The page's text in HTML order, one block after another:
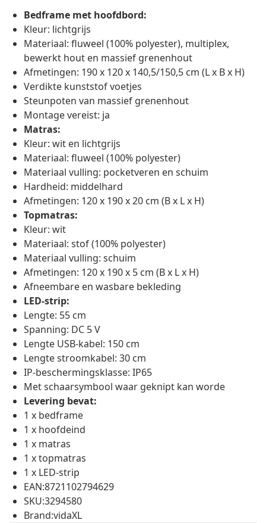
Bedframe met hoofdbord:
Kleur: lichtgrijs
Materiaal: fluweel (100% polyester), multiplex,
bewerkt hout en massief grenenhout
Afmetingen: 190 x 120 x 140,5/150,5 cm (L x B x H)
Verdikte kunststof voetjes
Steunpoten van massief grenenhout
Montage vereist: ja
Matras:
Kleur: wit en lichtgrijs
Materiaal: fluweel (100% polyester)
Materiaal vulling: pocketveren en schuim
Hardheid: middelhard
Afmetingen: 120 x 190 x 20 cm (B x L x H)
Topmatras:
Kleur: wit
Materiaal: stof (100% polyester)
Materiaal vulling: schuim
Afmetingen: 120 x 190 x 5 cm (B x L x H)
Afneembare en wasbare bekleding
LED-strip:
Lengte: 55 cm
Spanning: DC 5 V
Lengte USB-kabel: 150 cm
Lengte stroomkabel: 30 cm
IP-beschermingsklasse: IP65
Met schaarsymbool waar geknipt kan worde
Levering bevat:
1 x bedframe
1 x hoofdeind
1 x matras
1 x topmatras
1 x LED-strip
EAN:8721102794629
SKU:3294580
Brand:vidaXL